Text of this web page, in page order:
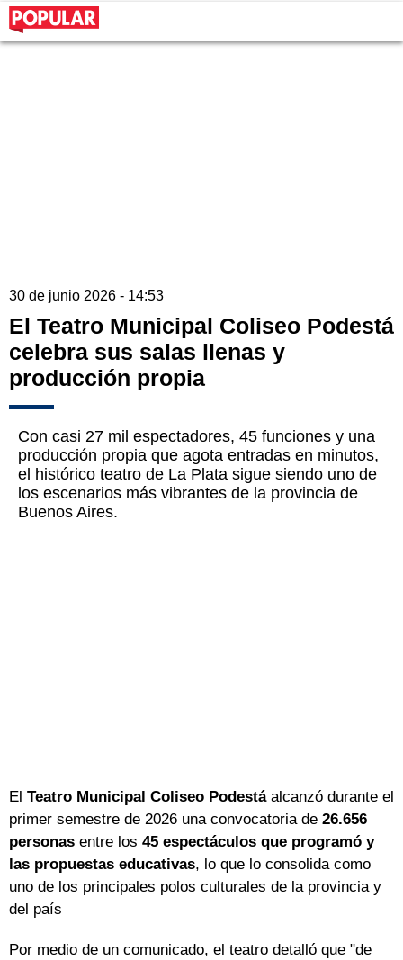
30 de junio 2026 - 14:53
El Teatro Municipal Coliseo Podestá
celebra sus salas llenas y
producción propia
Con casi 27 mil espectadores, 45 funciones y una
producción propia que agota entradas en minutos,
el histórico teatro de La Plata sigue siendo uno de
los escenarios más vibrantes de la provincia de
Buenos Aires.
El Teatro Municipal Coliseo Podestá alcanzó durante el
primer semestre de 2026 una convocatoria de 26.656
personas entre los 45 espectáculos que programó y
las propuestas educativas, lo que lo consolida como
uno de los principales polos culturales de la provincia y
del país
Por medio de un comunicado, el teatro detalló que "de